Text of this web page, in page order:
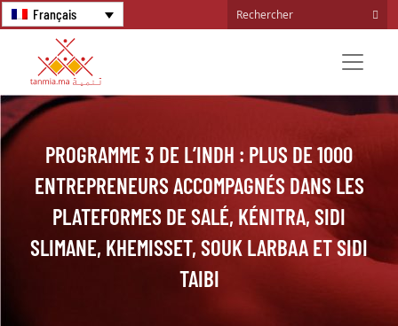
Français
PROGRAMME 3 DE L’INDH : PLUS DE 1000
ENTREPRENEURS ACCOMPAGNÉS DANS LES
PLATEFORMES DE SALÉ, KÉNITRA, SIDI
SLIMANE, KHEMISSET, SOUK LARBAA ET SIDI
TAIBI